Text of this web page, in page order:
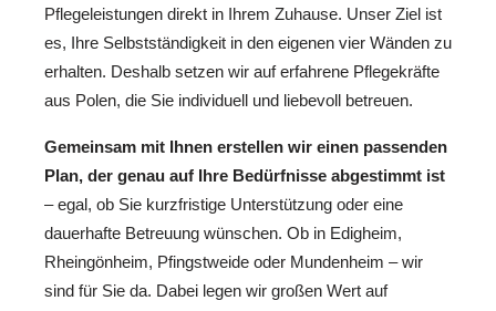
Pflegeleistungen direkt in Ihrem Zuhause. Unser Ziel ist
es, Ihre Selbstständigkeit in den eigenen vier Wänden zu
erhalten. Deshalb setzen wir auf erfahrene Pflegekräfte
aus Polen, die Sie individuell und liebevoll betreuen.
Gemeinsam mit Ihnen erstellen wir einen passenden
Plan, der genau auf Ihre Bedürfnisse abgestimmt ist
– egal, ob Sie kurzfristige Unterstützung oder eine
dauerhafte Betreuung wünschen. Ob in Edigheim,
Rheingönheim, Pfingstweide oder Mundenheim – wir
sind für Sie da. Dabei legen wir großen Wert auf